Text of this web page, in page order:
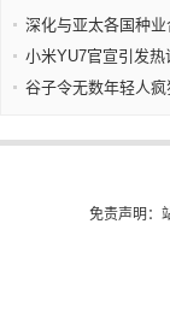
深化与亚太各国种业
小米YU7官宣引发
谷子令无数年轻人
免责声明：